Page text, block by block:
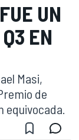
UN
EN
Masi,
de
equivocada.